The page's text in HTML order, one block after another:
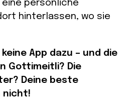
persönliche
hinterlassen, wo sie
App dazu – und die
Gottimeitli? Die
Deine beste
nicht!